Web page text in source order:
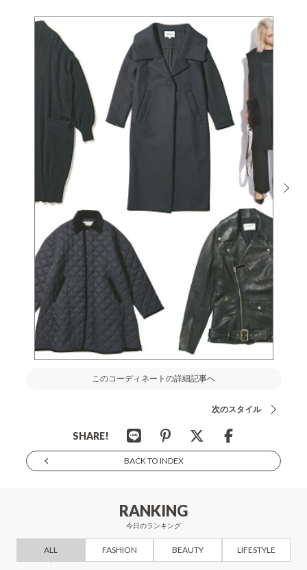
このコーディネートの詳細記事へ
次のスタイル
SHARE!
BACK TO INDEX
RANKING
今日のランキング
ALL FASHION BEAUTY LIFESTYLE